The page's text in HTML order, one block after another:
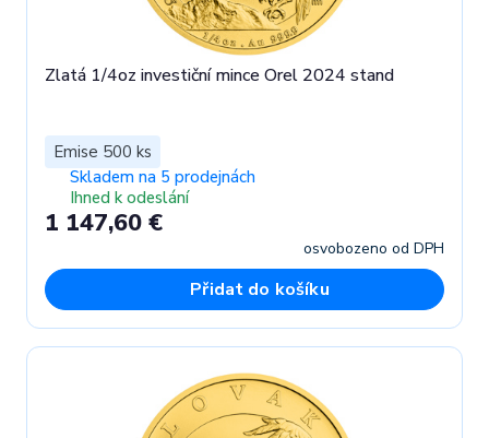
Zlatá 1/4oz investiční mince Orel 2024 stand
Emise 500 ks
Skladem na 5 prodejnách
Ihned k odeslání
1 147,60 €
osvobozeno od DPH
Přidat do košíku